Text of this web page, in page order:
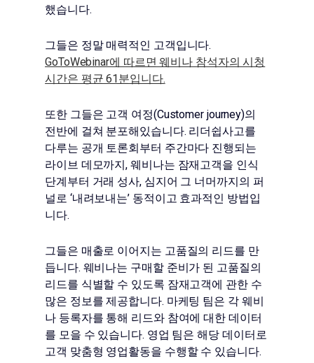
했습니다.
그들은 정말 매력적인 고객입니다.
GoToWebinar에 따르면 웨비나 참석자의 시청
시간은 평균 61분입니다.
또한 그들은 고객 여정(Customer journey)의
전반에 걸쳐 분포해있습니다. 리더쉽사고를
다루는 공개 토론회부터 주간마다 진행되는
라이브 데모까지, 웨비나는 잠재고객을 인식
단계부터 거래 성사, 심지어 그 너머까지의 퍼
널로 ‘내려보내는’ 동적이고 효과적인 방법입
니다.
그들은 매출로 이어지는 고품질의 리드를 만
듭니다. 웨비나는 구매할 준비가 된 고품질의
리드를 식별할 수 있도록 잠재고객에 관한 수
많은 정보를 제공합니다. 마케팅 팀은 각 웨비
나 등록자를 통해 리드와 참여에 대한 데이터
를 모을 수 있습니다. 영업 팀은 해당 데이터로
고객 맞춤형 영업활동을 수행할 수 있습니다.